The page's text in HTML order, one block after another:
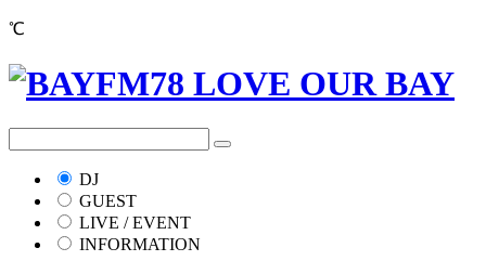
℃
DJ
GUEST
LIVE / EVENT
INFORMATION